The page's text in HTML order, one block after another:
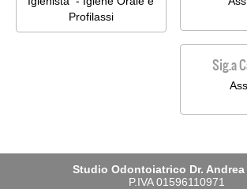
Profilassi
Sig.a
Studio Odontoiatrico Dr. Andrea
P.IVA 01596110971